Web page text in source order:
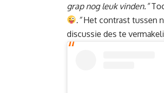
grap nog leuk vinden.”
.”Het contrast tussen
discussie des te